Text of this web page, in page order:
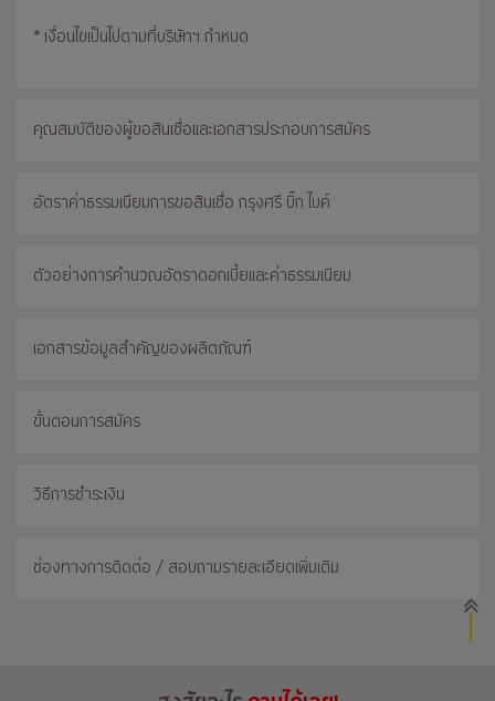
* เงื่อนไขเป็นไปตามที่บริษัทฯ กำหนด
คุณสมบัติของผู้ขอสินเชื่อและเอกสารประกอบการสมัคร
อัตราค่าธรรมเนียมการขอสินเชื่อ กรุงศรี บิ๊ก ไบค์
ตัวอย่างการคำนวณอัตราดอกเบี้ยและค่าธรรมเนียม
เอกสารข้อมูลสำคัญของผลิตภัณฑ์
ขั้นตอนการสมัคร
วิธีการชำระเงิน
ช่องทางการติดต่อ / สอบถามรายละเอียดเพิ่มเติม